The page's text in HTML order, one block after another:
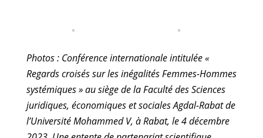
Photos : Conférence internationale intitulée «
Regards croisés sur les inégalités Femmes-Hommes
systémiques » au siège de la Faculté des Sciences
juridiques, économiques et sociales Agdal-Rabat de
l’Université Mohammed V, à Rabat, le 4 décembre